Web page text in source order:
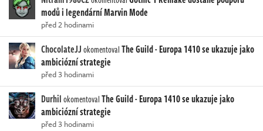
modů i legendární Marvin Mode
před 2 hodinami
ChocolateJJokomentovalThe Guild - Europa 1410 se ukazuje jako
ambiciózní strategie
před 3 hodinami
DurhilokomentovalThe Guild - Europa 1410 se ukazuje jako
ambiciózní strategie
před 3 hodinami